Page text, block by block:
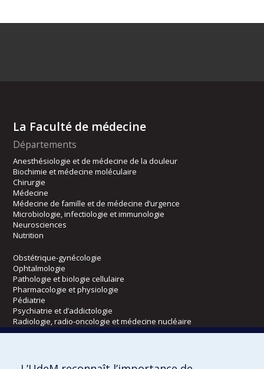
La Faculté de médecine
Départements
Anesthésiologie et de médecine de la douleur
Biochimie et médecine moléculaire
Chirurgie
Médecine
Médecine de famille et de médecine d’urgence
Microbiologie, infectiologie et immunologie
Neurosciences
Nutrition
Obstétrique-gynécologie
Ophtalmologie
Pathologie et biologie cellulaire
Pharmacologie et physiologie
Pédiatrie
Psychiatrie et d’addictologie
Radiologie, radio-oncologie et médecine nucléaire